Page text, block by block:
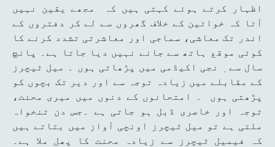
اظہار کرتے ہوئے کہتی ہیں کہ مجھے یقین نہیں
آتا کہ خواتین کے خلاف گھروں سے لے کر دفتروں کے
اندر تک معاشی، سماجی اور معاشرتی تشدد کرنے کا
کوئی موقع ہاتھ سے جانے نہیں دیا جاتا ہے۔ پانچ
سال سے ٖ نجی اکیڈمی میں پڑھاتی ہوں ۔ میل ٹیچرز
کے مقابلے میں زیادہ توجہ سے اور دیر تک بچوں کو
پڑھتی ہوں ۔ امتحانوں کے دنوں میں میری محنت،
توجہ اور خاصری ڈبل ہو جاتی ہے ۔جس دن تنخواہ
ملتی ہے تو میل ٹیچرز اونچی آواز میں بتاتے ہیں
کہ فیمیل ٹیچرز سے زیادہ محنت کا پھل ملا ہے۔